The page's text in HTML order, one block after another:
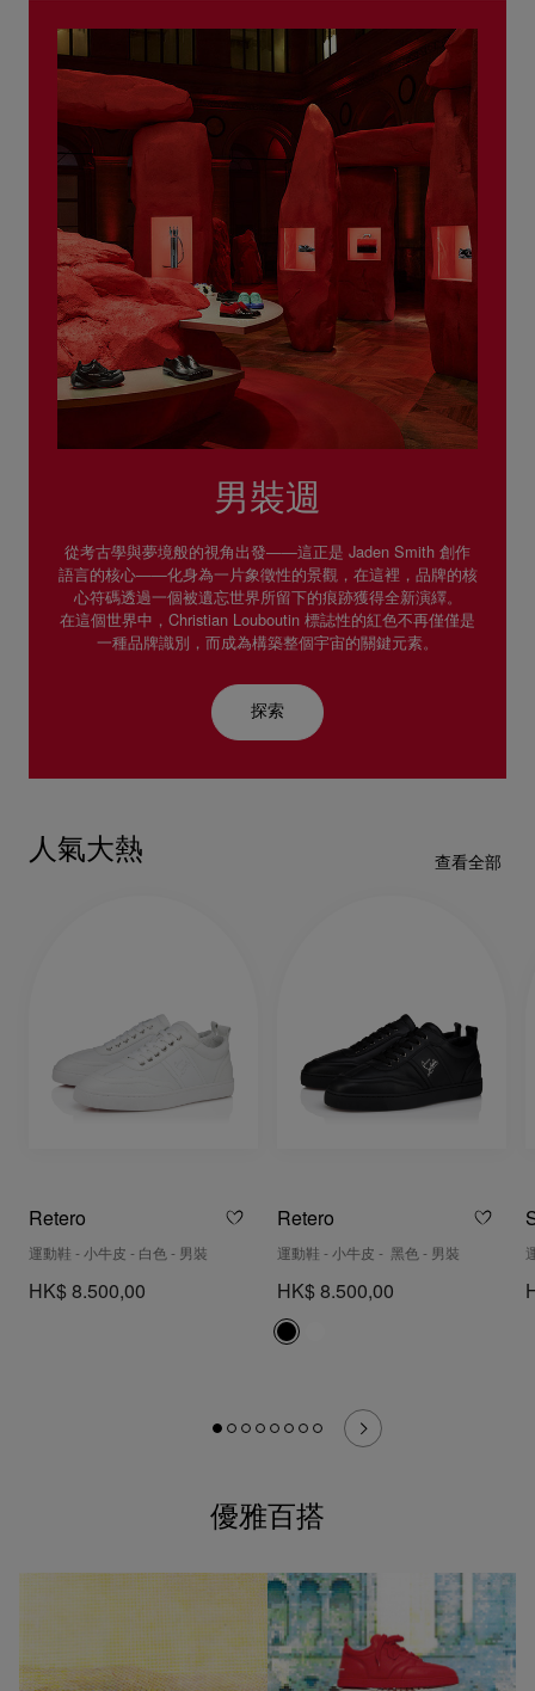
男裝週
從考古學與夢境般的視角出發——這正是 Jaden Smith 創作
語言的核心——化身為一片象徵性的景觀，在這裡，品牌的核
心符碼透過一個被遺忘世界所留下的痕跡獲得全新演繹。
在這個世界中，Christian Louboutin 標誌性的紅色不再僅僅是
一種品牌識別，而成為構築整個宇宙的關鍵元素。
探索
人氣大熱 查看全部
Retero
運動鞋 - 小牛皮 - 白色 - 男裝
HK$ 8.500,00
Retero
運動鞋 - 小牛皮 - 黑色 - 男裝
HK$ 8.500,00
優雅百搭